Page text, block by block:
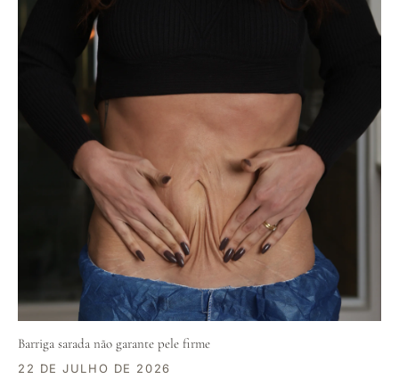
Barriga sarada não garante pele firme
22 DE JULHO DE 2026